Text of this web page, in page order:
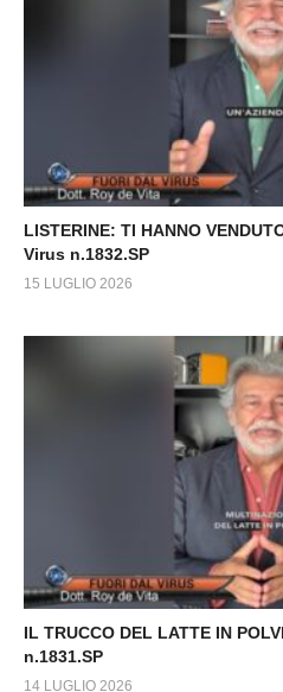
LISTERINE: TI HANNO
Virus n.1832.SP
15 LUGLIO 2026
IL TRUCCO DEL LATTE IN
n.1831.SP
14 LUGLIO 2026